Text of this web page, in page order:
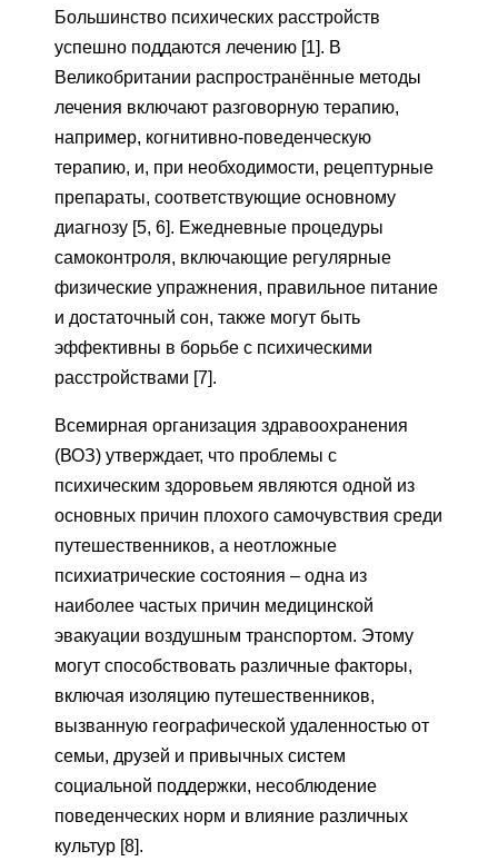
Большинство психических расстройств
успешно поддаются лечению [1]. В
Великобритании распространённые методы
лечения включают разговорную терапию,
например, когнитивно-поведенческую
терапию, и, при необходимости, рецептурные
препараты, соответствующие основному
диагнозу [5, 6]. Ежедневные процедуры
самоконтроля, включающие регулярные
физические упражнения, правильное питание
и достаточный сон, также могут быть
эффективны в борьбе с психическими
расстройствами [7].
Всемирная организация здравоохранения
(ВОЗ) утверждает, что проблемы с
психическим здоровьем являются одной из
основных причин плохого самочувствия среди
путешественников, а неотложные
психиатрические состояния – одна из
наиболее частых причин медицинской
эвакуации воздушным транспортом. Этому
могут способствовать различные факторы,
включая изоляцию путешественников,
вызванную географической удаленностью от
семьи, друзей и привычных систем
социальной поддержки, несоблюдение
поведенческих норм и влияние различных
культур [8].